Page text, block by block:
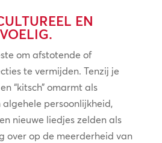
EN
om afstotende of
te vermijden. Tenzij je
“kitsch” omarmt als
persoonlijkheid,
nieuwe liedjes zelden als
over op de meerderheid van